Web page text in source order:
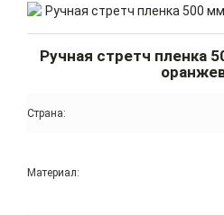
Ручная стретч пленка
Страна:
Материал: